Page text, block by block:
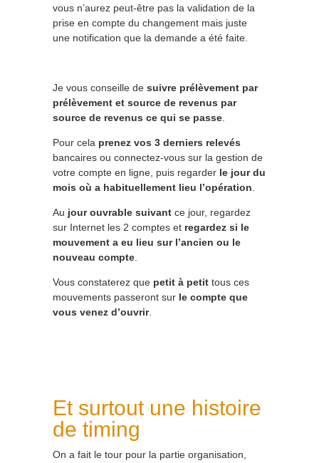
vous n’aurez peut-être pas la validation de la
prise en compte du changement mais juste
une notification que la demande a été faite.
Je vous conseille de suivre prélèvement par
prélèvement et source de revenus par
source de revenus ce qui se passe.
Pour cela prenez vos 3 derniers relevés
bancaires ou connectez-vous sur la gestion de
votre compte en ligne, puis regarder le jour du
mois où a habituellement lieu l’opération.
Au jour ouvrable suivant ce jour, regardez
sur Internet les 2 comptes et regardez si le
mouvement a eu lieu sur l’ancien ou le
nouveau compte.
Vous constaterez que petit à petit tous ces
mouvements passeront sur le compte que
vous venez d’ouvrir.
Et surtout une histoire
de timing
On a fait le tour pour la partie organisation,